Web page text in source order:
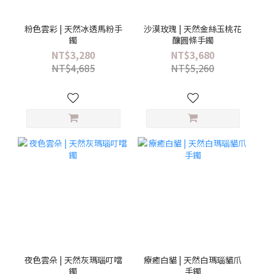
粉色雲彩 | 天然冰透馬粉手
鐲
NT$3,280
NT$4,685
沙漠玫瑰 | 天然金絲玉桃花
釀圓條手鐲
NT$3,680
NT$5,260
夜色雲朵 | 天然灰瑪瑙叮噹
鐲
療癒白貓 | 天然白瑪瑙貓爪
手鐲